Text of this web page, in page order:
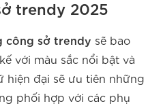
trendy 2025
công sở trendy sẽ bao
với màu sắc nổi bật và
hiện đại sẽ ưu tiên những
phối hợp với các phụ